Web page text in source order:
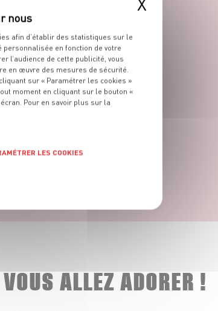
ALLEZ ADORER !
afin d’établir des statistiques sur le
en fonction de votre
l’audience de cette publicité, vous
en œuvre des mesures de sécurité.
sur « Paramétrer les cookies »
moment en cliquant sur le bouton «
Pour en savoir plus sur la
LES COOKIES